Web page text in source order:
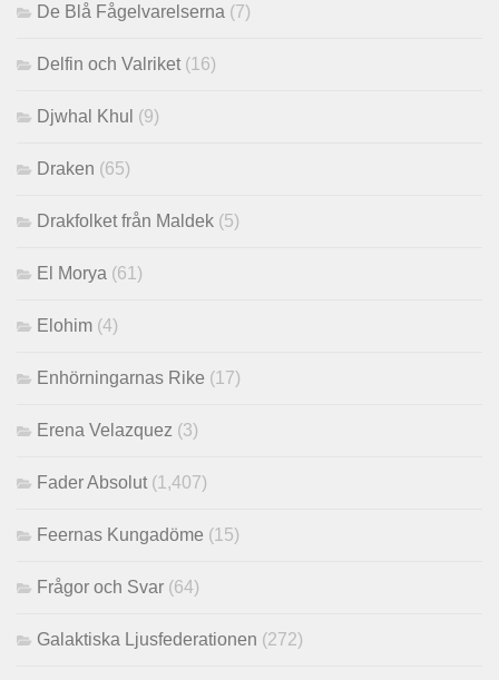
De Blå Fågelvarelserna (7)
Delfin och Valriket (16)
Djwhal Khul (9)
Draken (65)
Drakfolket från Maldek (5)
El Morya (61)
Elohim (4)
Enhörningarnas Rike (17)
Erena Velazquez (3)
Fader Absolut (1,407)
Feernas Kungadöme (15)
Frågor och Svar (64)
Galaktiska Ljusfederationen (272)